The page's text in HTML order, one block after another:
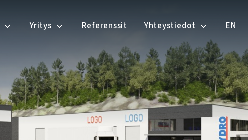
Yritys Referenssit Yhteystiedot EN